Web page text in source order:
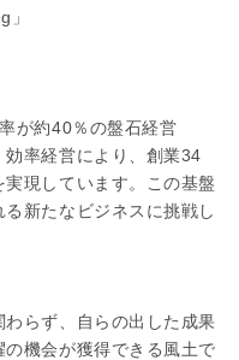
」
が約40％の盤石経営
率経営により、創業34
現しています。この基盤
新たなビジネスに挑戦し
らず、自らの出した成果
機会が獲得できる風土で